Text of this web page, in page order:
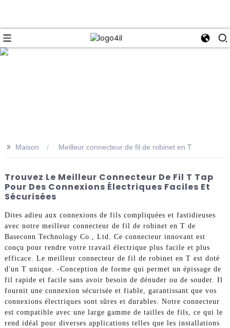
>> Maison Meilleur connecteur de fil de robinet en T
Trouvez Le Meilleur Connecteur De Fil T Tap
Pour Des Connexions Électriques Faciles Et
Sécurisées
Dites adieu aux connexions de fils compliquées et fastidieuses
avec notre meilleur connecteur de fil de robinet en T de
Baseconn Technology Co., Ltd. Ce connecteur innovant est
conçu pour rendre votre travail électrique plus facile et plus
efficace. Le meilleur connecteur de fil de robinet en T est doté
d'un T unique. -Conception de forme qui permet un épissage de
fil rapide et facile sans avoir besoin de dénuder ou de souder. Il
fournit une connexion sécurisée et fiable, garantissant que vos
connexions électriques sont sûres et durables. Notre connecteur
est compatible avec une large gamme de tailles de fils, ce qui le
rend idéal pour diverses applications telles que les installations